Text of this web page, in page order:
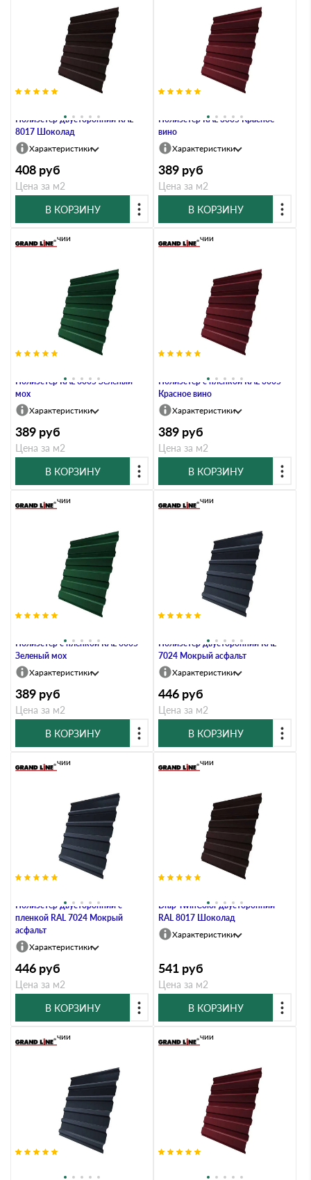
Полиэстер двусторонний RAL
8017 Шоколад
Характеристики
408 руб
Цена за м2
В КОРЗИНУ
Полиэстер RAL 3005 Красное
вино
Характеристики
389 руб
Цена за м2
В КОРЗИНУ
Полиэстер RAL 6005 Зеленый
мох
В наличии
Характеристики
389 руб
Цена за м2
В КОРЗИНУ
Полиэстер с пленкой RAL 3005
Красное вино
В наличии
Характеристики
389 руб
Цена за м2
В КОРЗИНУ
Полиэстер с пленкой RAL 6005
Зеленый мох
В наличии
Характеристики
389 руб
Цена за м2
В КОРЗИНУ
Полиэстер двусторонний RAL
7024 Мокрый асфальт
В наличии
Характеристики
446 руб
Цена за м2
В КОРЗИНУ
Полиэстер двусторонний с
пленкой RAL 7024 Мокрый
асфальт
В наличии
Характеристики
446 руб
Цена за м2
В КОРЗИНУ
Drap TwinColor двусторонний
RAL 8017 Шоколад
В наличии
Характеристики
541 руб
Цена за м2
В КОРЗИНУ
В наличии В наличии